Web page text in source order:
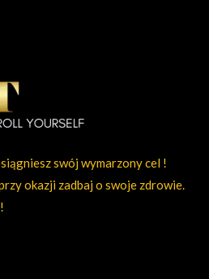
swój wymarzony cel !
okazji zadbaj o swoje zdrowie.